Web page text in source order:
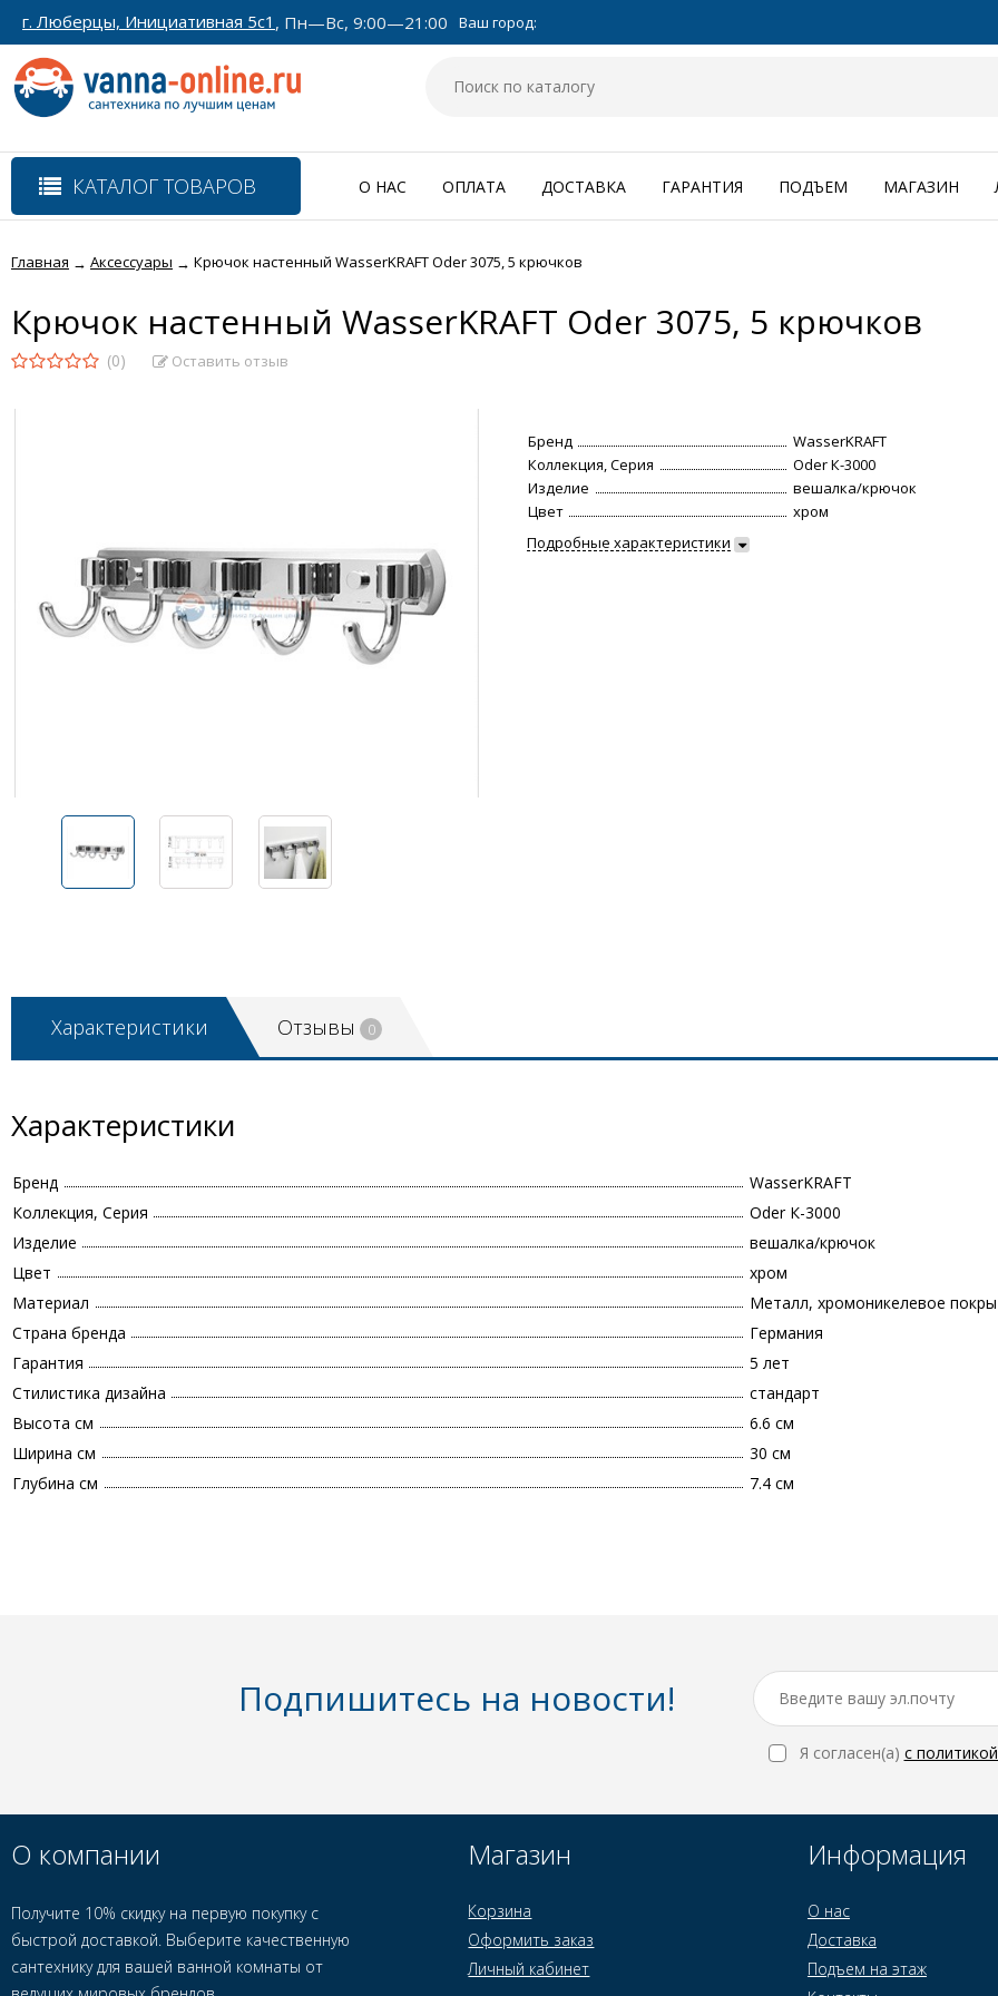
г. Люберцы, Инициативная 5с1 , Пн—Вс, 9:00—21:00 Ваш город:
КАТАЛОГ ТОВАРОВ О НАС ОПЛАТА ДОСТАВКА ГАРАНТИЯ ПОДЪЕМ МАГАЗИН
Главная → Аксессуары → Крючок настенный WasserKRAFT Oder 3075, 5 крючков
Крючок настенный WasserKRAFT Oder 3075, 5 крючков
(0) Оставить отзыв
Бренд
WasserKRAFT
Коллекция, Серия
Oder К-3000
Изделие
вешалка/крючок
Цвет
хром
Подробные характеристики
Характеристики Отзывы 0
Характеристики
Бренд
WasserKRAFT
Коллекция, Серия
Oder К-3000
Изделие
вешалка/крючок
Цвет
хром
Материал
Металл, хромоникелевое
Страна бренда
Германия
Гарантия
5 лет
Стилистика дизайна
стандарт
Высота см
6.6 см
Ширина см
30 см
Глубина см
7.4 см
Подпишитесь на новости!
Я согласен(a) с
О компании
Получите 10% скидку на первую покупку с
быстрой доставкой. Выберите качественную
сантехнику для вашей ванной комнаты от
Магазин
Корзина
Оформить заказ
Личный кабинет
Информация
О нас
Доставка
Подъем на этаж